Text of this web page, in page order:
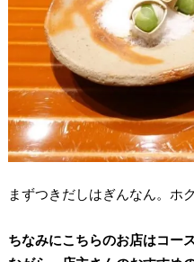
まずつきだしはぎんなん。ホ
ちなみにこちらのお店はコー